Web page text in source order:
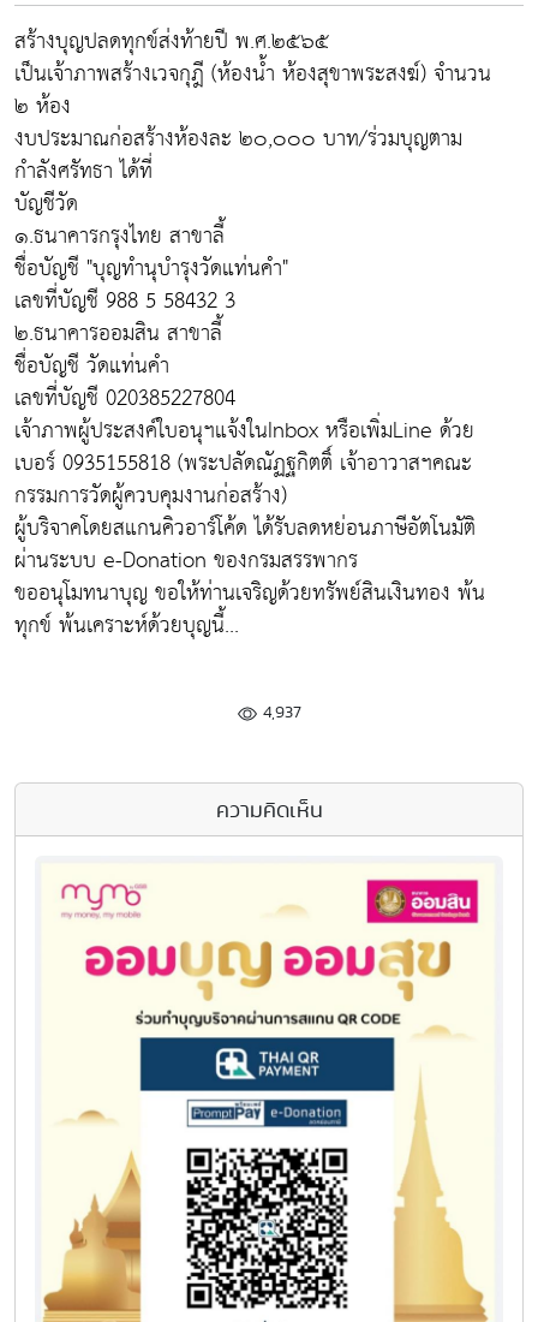
สร้างบุญปลดทุกข์ส่งท้ายปี พ.ศ.๒๕๖๕
เป็นเจ้าภาพสร้างเวจกุฎี (ห้องน้ำ ห้องสุขาพระสงฆ์) จำนวน
๒ ห้อง
งบประมาณก่อสร้างห้องละ ๒๐,๐๐๐ บาท/ร่วมบุญตาม
กำลังศรัทธา ได้ที่
บัญชีวัด
๑.ธนาคารกรุงไทย สาขาลี้
ชื่อบัญชี "บุญทำนุบำรุงวัดแท่นคำ"
เลขที่บัญชี 988 5 58432 3
๒.ธนาคารออมสิน สาขาลี้
ชื่อบัญชี วัดแท่นคำ
เลขที่บัญชี 020385227804
เจ้าภาพผู้ประสงค์ใบอนุฯแจ้งในInbox หรือเพิ่มLine ด้วย
เบอร์ 0935155818 (พระปลัดณัฏฐกิตติ์ เจ้าอาวาสฯคณะ
กรรมการวัดผู้ควบคุมงานก่อสร้าง)
ผู้บริจาคโดยสแกนคิวอาร์โค้ด ได้รับลดหย่อนภาษีอัตโนมัติ
ผ่านระบบ e-Donation ของกรมสรรพากร
ขออนุโมทนาบุญ ขอให้ท่านเจริญด้วยทรัพย์สินเงินทอง พ้น
ทุกข์ พ้นเคราะห์ด้วยบุญนี้...
4,937
ความคิดเห็น